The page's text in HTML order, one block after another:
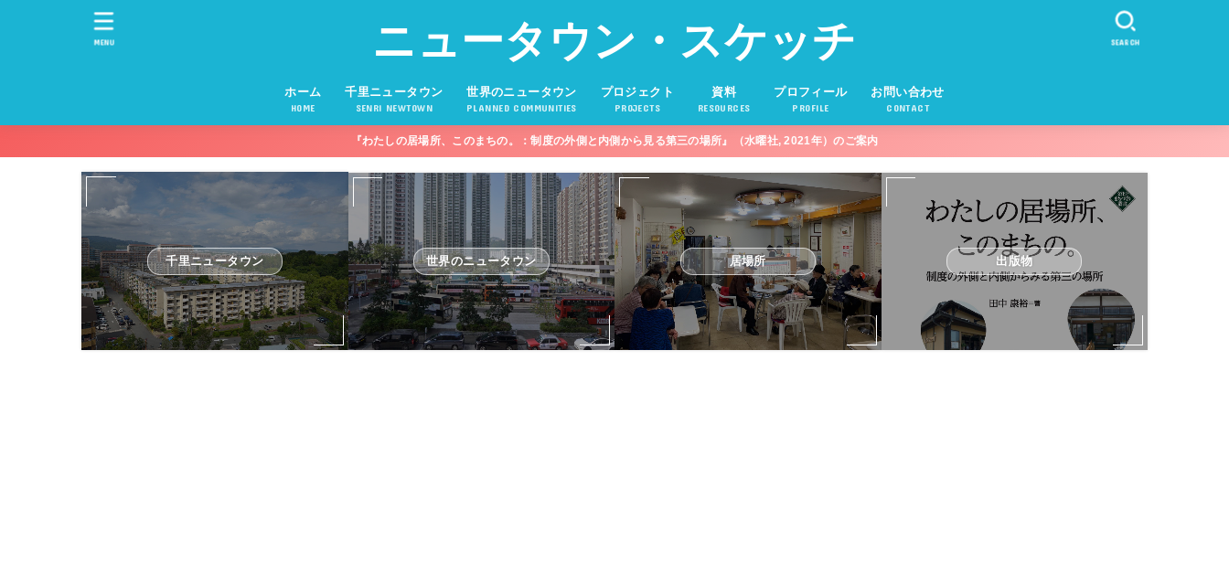
ニュータウン・スケッチ
ホーム
HOME
千里ニュータウン
SENRI NEWTOWN
世界のニュータウン
PLANNED COMMUNITIES
プロジェクト
PROJECTS
資料
RESOURCES
プロフィール
PROFILE
お問い合わせ
CONTACT
SEARCH
MENU
『わたしの居場所、このまちの。：制度の外側と内側から見る第三の場所』（水曜社, 2021年）のご案内
千里ニュータウン 世界のニュータウン 居場所 出版物